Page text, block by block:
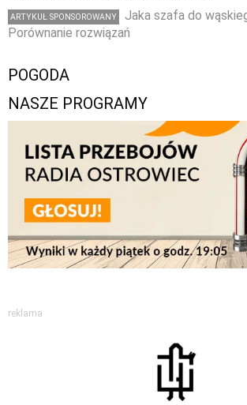
ARTYKUŁ SPONSOROWANY
Jaka szafa do
Porównanie rozwiązań
POGODA
NASZE PROGRAMY
reklama